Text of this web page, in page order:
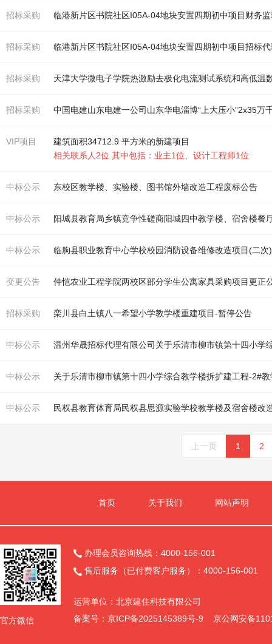
招标采购 临港新片区书院社区I05A-04地块安置四期初中项目财务
招标采购 临港新片区书院社区I05A-04地块安置四期初中项目招标
招标采购 天津大学微电子学院热激励去极化电流测试系统和高低温
招标采购
VIP项目
建筑面积34712.9 平方米的新建项目
相关联系人2位 其中包括：业主1位、设计工程师1位
中标公示 东校区教学楼、实验楼、图书馆外墙改造工程废标公告
中标公示 阳城县教育局乡镇竞争性磋商阳城四中教学楼、宿舍楼餐
中标公示 临朐县职业教育中心学校校园消防设备维修改造项目(二次
变更公告 仲恺农业工程学院两校区部分学生公寓家具采购项目更正
招标采购 栾川县白土镇八一希望小学教学楼重建项目-暂停公告
中标公示 温州华晟招标代理有限公司关于乐清市柳市镇第十四小学
中标公示 关于乐清市柳市镇第十四小学综合教学楼拆扩建工程-2#教
中标公示 民权县教育体育局民权县思源实验学校教学楼及宿舍楼改
上一页 1 2
首页 关于我们 网站声明
官方微信
 办理会员咨询热线：4000-156-001
 售后服务（已付费客户服务）：4000-156-001
运营单位：北京建住科技有限公司
备案号： 京ICP备2025145389号-9 京公网安备